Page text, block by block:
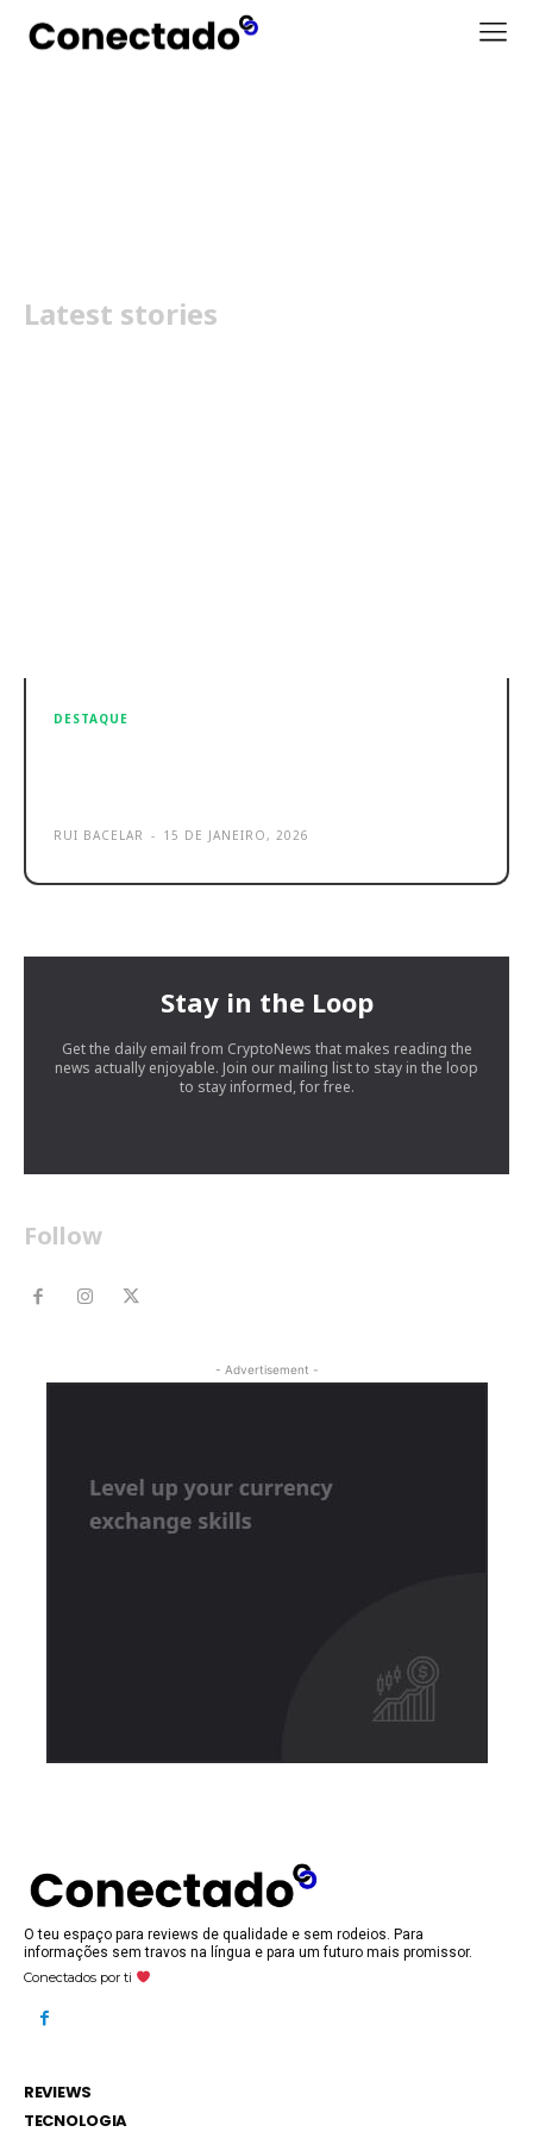
Latest stories
DESTAQUE
RUI BACELAR - 15 DE JANEIRO, 2026
Stay in the Loop
Get the daily email from CryptoNews that makes reading the
news actually enjoyable. Join our mailing list to stay in the loop
to stay informed, for free.
Follow
- Advertisement -
O teu espaço para reviews de qualidade e sem rodeios. Para
informações sem travos na língua e para um futuro mais promissor.
Conectados por ti
REVIEWS
TECNOLOGIA